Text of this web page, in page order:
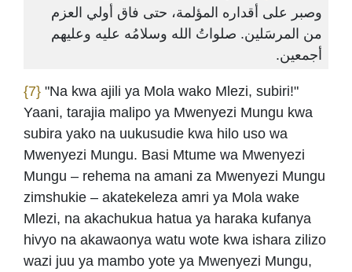
وصبر على أقداره المؤلمة، حتى فاق أولي العزم
من المرسَلين. صلواتُ الله وسلامُه عليه وعليهم
أجمعين.
{7} "Na kwa ajili ya Mola wako Mlezi, subiri!"
Yaani, tarajia malipo ya Mwenyezi Mungu kwa
subira yako na uukusudie kwa hilo uso wa
Mwenyezi Mungu. Basi Mtume wa Mwenyezi
Mungu – rehema na amani za Mwenyezi Mungu
zimshukie – akatekeleza amri ya Mola wake
Mlezi, na akachukua hatua ya haraka kufanya
hivyo na akawaonya watu wote kwa ishara zilizo
wazi juu ya mambo yote ya Mwenyezi Mungu,